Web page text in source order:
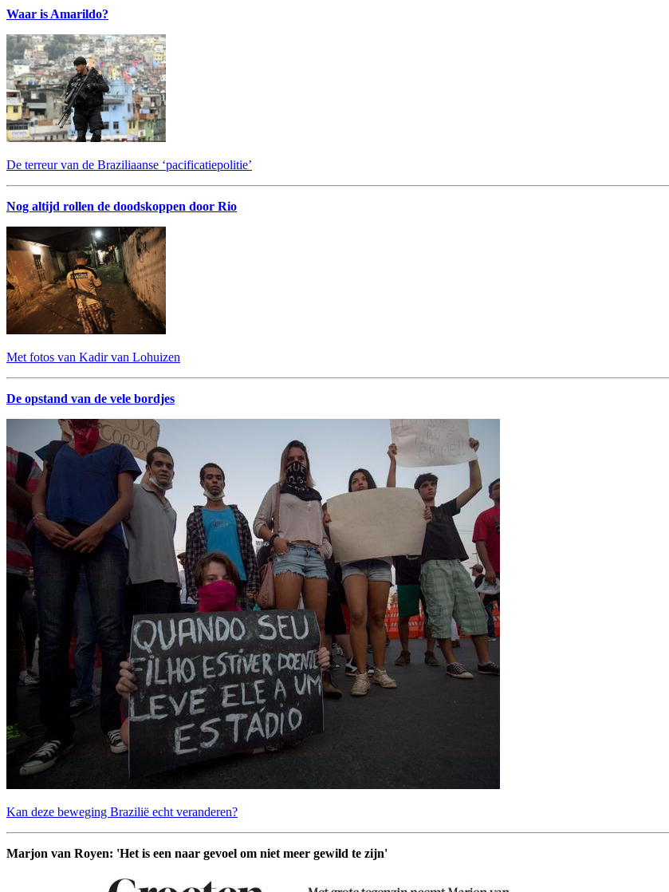
Waar is Amarildo?
De terreur van de Braziliaanse ‘pacificatiepolitie’
Nog altijd rollen de doodskoppen door Rio
Met fotos van Kadir van Lohuizen
De opstand van de vele bordjes
Kan deze beweging Brazilië echt veranderen?
Marjon van Royen: 'Het is een naar gevoel om niet meer gewild te zijn'